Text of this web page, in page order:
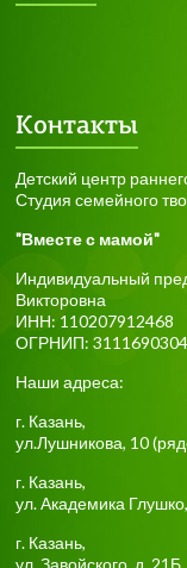
Контакты
Детский центр
Студия семейного
"Вместе с мамой"
Индивидуальный
Викторовна
ИНН: 110207912468
ОГРНИП:
Наши адреса:
г. Казань,
ул.Лушникова, 10
г. Казань,
ул. Академика
г. Казань,